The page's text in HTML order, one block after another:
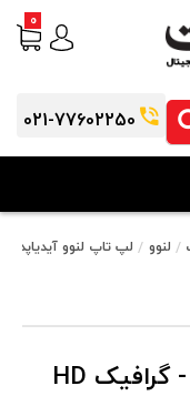
021-77602250
0
لنوو لپ تاپ لنوو آیدیاپد 320 - گرافیک HD اینتل
لپ تاپ لنوو آیدیاپد 320 - گرافیک HD